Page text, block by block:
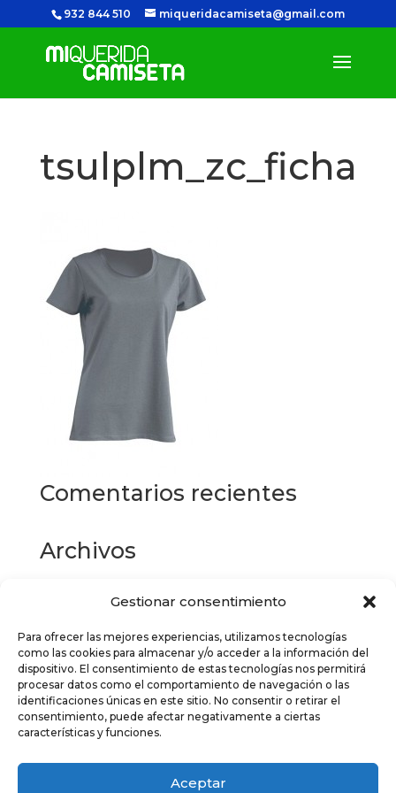
Gestionar consentimiento
Para ofrecer las mejores experiencias, utilizamos tecnologías
como las cookies para almacenar y/o acceder a la información del
dispositivo. El consentimiento de estas tecnologías nos permitirá
procesar datos como el comportamiento de navegación o las
identificaciones únicas en este sitio. No consentir o retirar el
consentimiento, puede afectar negativamente a ciertas
características y funciones.
Aceptar
932 844 510 miqueridacamiseta@gmail.com
tsulplm_zc_ficha
Comentarios recientes
Archivos
Categorías
No hay categorías
Meta
Acceder
Feed de entradas
Feed de comentarios